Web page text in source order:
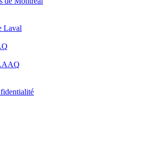
Laval